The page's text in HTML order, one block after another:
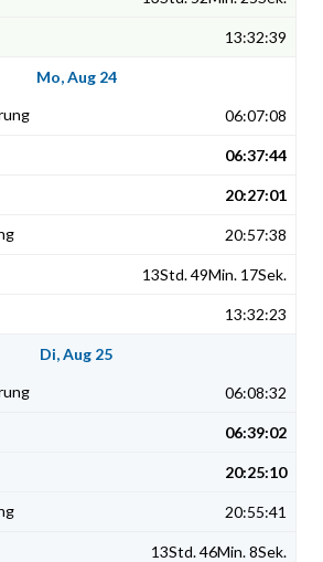
13:32:39
Mo, Aug 24
06:07:08
06:37:44
20:27:01
20:57:38
13Std. 49Min. 17Sek.
13:32:23
Di, Aug 25
06:08:32
06:39:02
20:25:10
20:55:41
13Std. 46Min. 8Sek.